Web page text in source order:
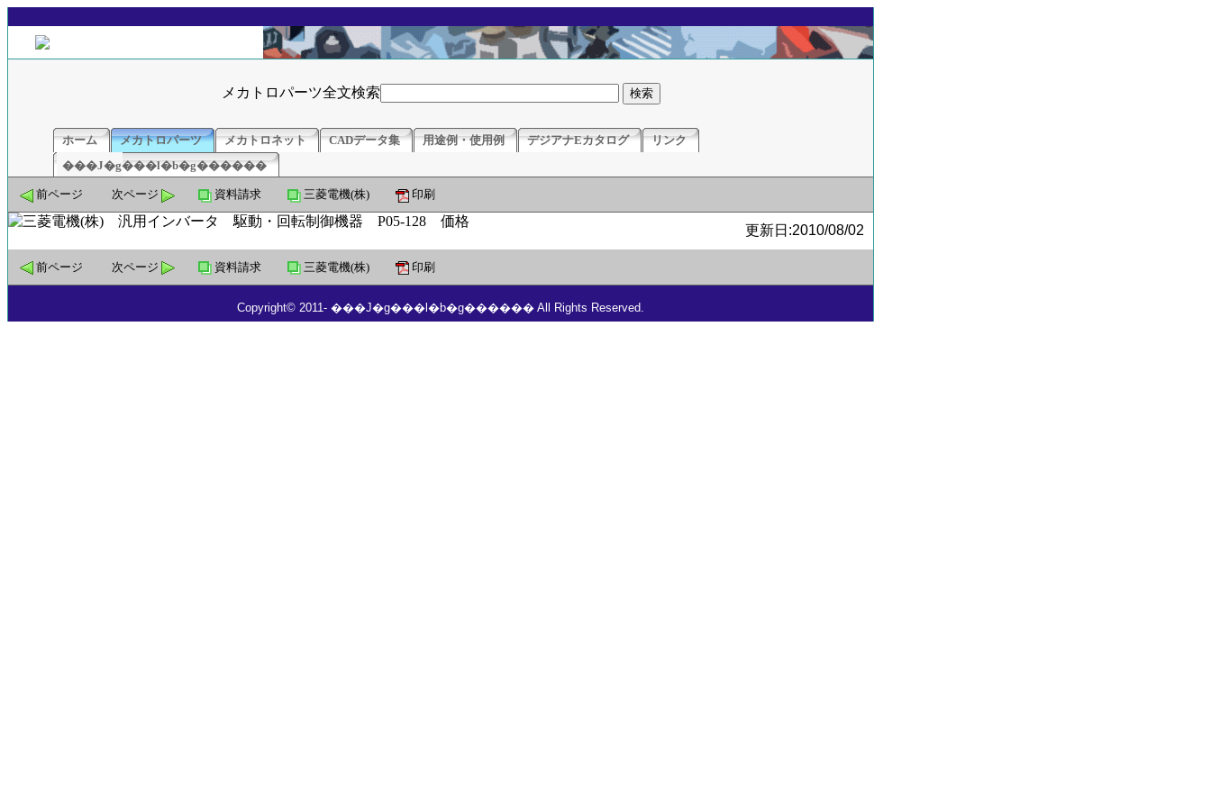
メカトロパーツ全文検索
ホーム メカトロパーツ メカトロネット CADデータ集 用途例・使用例 デジアナEカタログ
リンク
���J�g���l�b�g������
前ページ 次ページ 資料請求 三菱電機(株) 印刷
更新日:2010/08/02
前ページ 次ページ 資料請求 三菱電機(株) 印刷
Copyright© 2011- ���J�g���l�b�g������ All Rights Reserved.